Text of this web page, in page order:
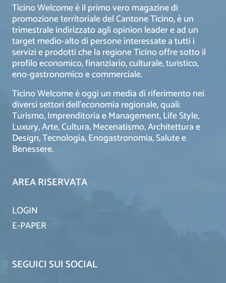
Ticino Welcome è il primo vero magazine di
promozione territoriale del Cantone Ticino, è un
trimestrale indirizzato agli opinion leader e ad un
target medio-alto di persone interessate a tutti i
servizi e prodotti che la regione Ticino offre sotto il
profilo economico, finanziario, culturale, turistico,
eno-gastronomico e commerciale.
Ticino Welcome è oggi un media di riferimento nei
diversi settori dell’economia regionale, quali:
Turismo, Imprenditoria e Management, Life Style,
Luxury, Arte, Cultura, Mecenatismo, Architettura e
Design, Tecnologia, Enogastronomia, Salute e
Benessere.
AREA RISERVATA
LOGIN
E-PAPER
SEGUICI SUI SOCIAL